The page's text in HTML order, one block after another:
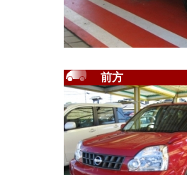
前方